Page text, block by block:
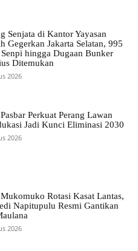
Senjata di Kantor Yayasan
Gegerkan Jakarta Selatan, 995
hingga Dugaan Bunker
Ditemukan
2026
Perkuat Perang Lawan
Jadi Kunci Eliminasi 2030
2026
Rotasi Kasat Lantas,
Napitupulu Resmi Gantikan
2026